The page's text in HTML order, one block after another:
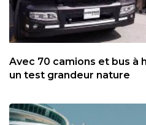
Avec 70 camions et bus à
un test grandeur nature